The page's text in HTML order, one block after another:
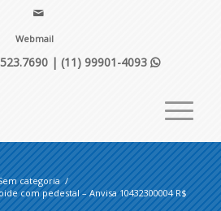
Webmail
|(11) 99901-4093
categoria /
com pedestal – Anvisa 10432300004 R$